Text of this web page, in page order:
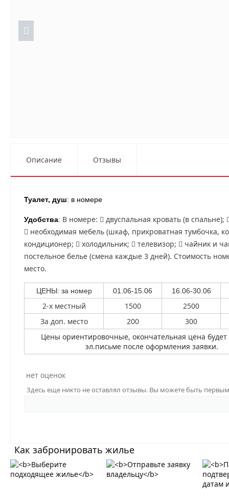
Описание Отзывы
Туалет, душ: в номере
Удобства: В номере:  двуспальная кровать (в спальне);
 необходимая мебель (шкаф, прикроватная тумбочка,
кондиционер;  холодильник;  телевизор;  чайник и
постельное белье (смена каждые 3 дней). Стоимость
место.
ЦЕНЫ: за номер 01.06-15.06 16.06-30.06
2-х местный 1500
2500
За доп. место
200
300
Цены ориентировочные, окончательная цена будет
эл.письме после оформления заявки.
нет оценок
Здесь еще никто не оставлял отзывы. Вы можете быть первым
Как забронировать жилье